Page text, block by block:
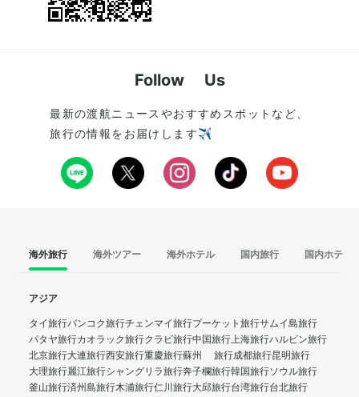
Follow Us
最新の渡航ニュースやおすすめスポットなど、
旅行の情報をお届けします✈️
海外旅行 海外ツアー 海外ホテル 国内旅行 国内ホテル
アジア
タイ旅行バンコク旅行チェンマイ旅行プーケット旅行サムイ島旅行
パタヤ旅行カオラック旅行クラビ旅行中国旅行上海旅行ハルビン旅行
北京旅行大連旅行西安旅行重慶旅行蘇州 旅行成都旅行昆明旅行
大理旅行麗江旅行シャングリラ旅行奔子欄旅行韓国旅行ソウル旅行
釜山旅行済州島旅行木浦旅行仁川旅行大邱旅行台湾旅行台北旅行